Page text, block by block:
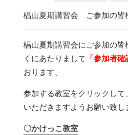
椙山夏期講習会 ご参加の皆
椙山夏期講習会にご参加の
くにあたりまして 「参加者確
おります。
参加する教室をクリックして、
いただきますようお願い致し
〇かけっこ教室